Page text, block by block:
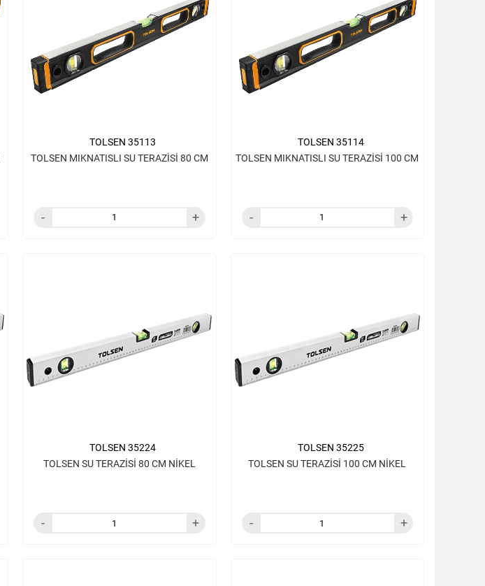
TOLSEN MIKNATISLI SU TERAZİSİ 80 CM
TOLSEN 35113
TOLSEN MIKNATISLI SU TERAZİSİ 100 CM
TOLSEN 35114
TOLSEN SU TERAZİSİ 80 CM NİKEL
TOLSEN 35224
TOLSEN SU TERAZİSİ 100 CM NİKEL
TOLSEN 35225